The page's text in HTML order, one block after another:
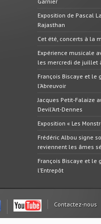
Exposition de Pascal
Rajasthan
Cet été, concerts à la
Expérience musicale
les mercredi de juillet
François Biscaye et le
l’Abreuvoir
Jacques Petit-Falaize
Devil’Art-Dennes
Exposition « Les
Frédéric Albou signe
reviennent les âmes
François Biscaye et le
l’Entrepôt
Contactez-nous